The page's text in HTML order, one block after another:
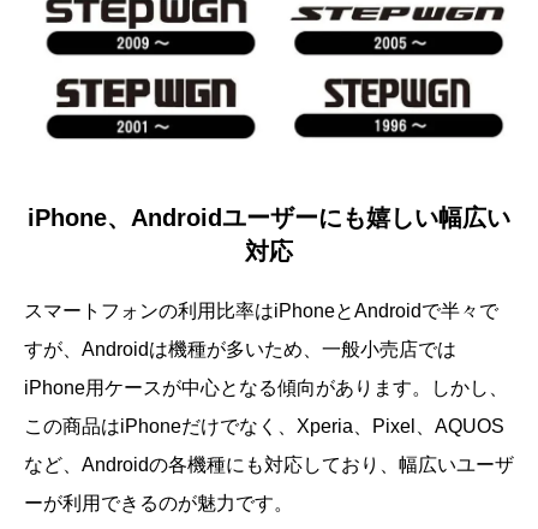
iPhone、Androidユーザーにも嬉しい幅広い
対応
スマートフォンの利用比率はiPhoneとAndroidで半々で
すが、Androidは機種が多いため、一般小売店では
iPhone用ケースが中心となる傾向があります。しかし、
この商品はiPhoneだけでなく、Xperia、Pixel、AQUOS
など、Androidの各機種にも対応しており、幅広いユーザ
ーが利用できるのが魅力です。